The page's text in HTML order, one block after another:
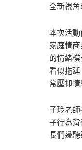
全新視
本次活
家庭情
的情緒
看似拖
常壓抑
子玲老
子行為
長們邊聽